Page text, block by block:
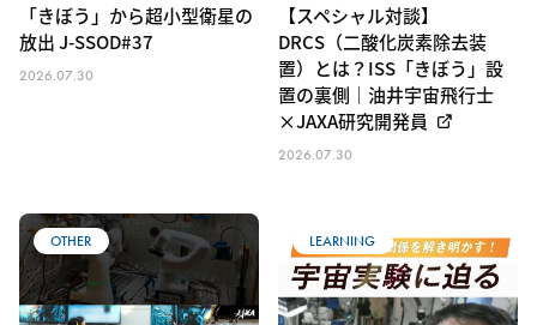
「きぼう」から超小型衛星の
放出 J-SSOD#37
2026.07.30
【スペシャル対談】
DRCS（二酸化炭素除去装
置）とは？ISS「きぼう」設
置の裏側｜油井宇宙飛行士
×JAXA研究開発員
2026.07.30
OTHER LEARNING